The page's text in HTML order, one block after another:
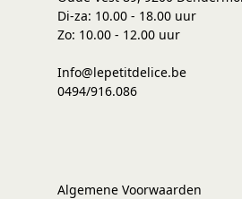
Di-za: 10.00 - 18.00 uur
Zo: 10.00 - 12.00 uur
Info@lepetitdelice.be
0494/916.086
Algemene Voorwaarden